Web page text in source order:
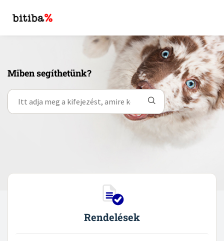
Miben segíthetünk?
Rendelések